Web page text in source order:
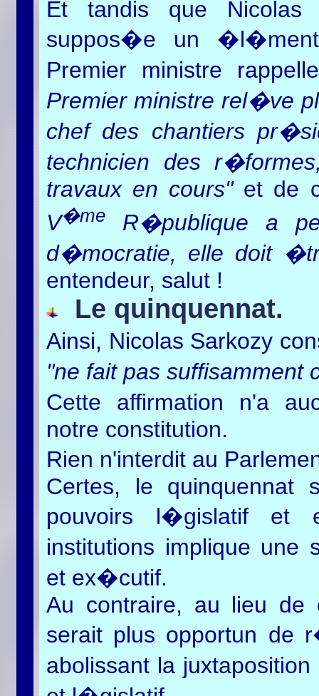
Et tandis que Nicolas
suppos�e un �l�ment
Premier ministre
Premier ministre rel�ve
chef des chantiers
technicien des
travaux en cours"et de
V�me R�publique a
d�mocratie, elle doit
entendeur, salut !
Le quinquennat.
Ainsi, Nicolas Sarkozy
"ne fait pas
Cette affirmation n'a
notre constitution.
Rien n'interdit au
Certes, le quinquennat
pouvoirs l�gislatif et
institutions implique
et ex�cutif.
Au contraire, au lieu de
serait plus opportun
abolissant la